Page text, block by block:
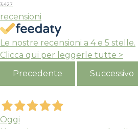
3.427
recensioni
Le nostre recensioni a 4 e 5 stelle.
Clicca qui per leggerle tutte >
Precedente
Successivo
Oggi